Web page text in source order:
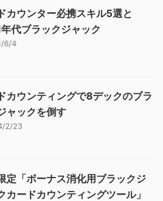
カウンター必携スキル5選と
代ブラックジャック
6/4
カウンティングで8デックのブラ
ャックを倒す
2/23
定「ボーナス消化用ブラックジ
カードカウンティングツール」